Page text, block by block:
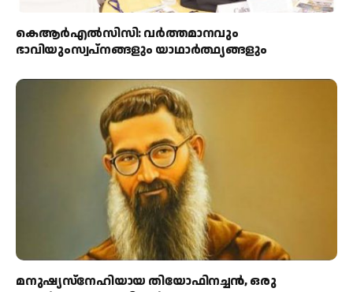
കെആര്‍എല്‍സിസി: വര്‍ത്തമാനവും
ഭാവിയുംസ്വപ്നങ്ങളും യാഥാര്‍ത്ഥ്യങ്ങളും
മനുഷ്യസ്‌നേഹിയായ തിയോഫിനച്ചന്‍, ഒരു